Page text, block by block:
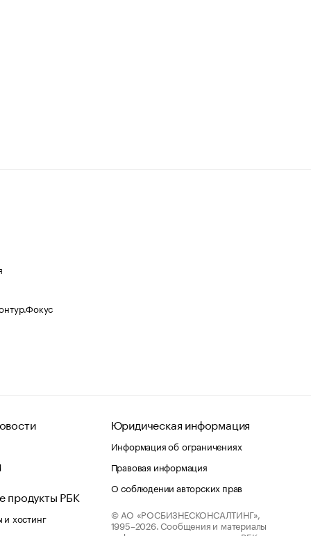
продукты РБК
хостинг
Юридическая информация
Информация об ограничениях
Правовая информация
О соблюдении авторских прав
© АО «РОСБИЗНЕСКОНСАЛТИНГ»,
1995–2026. Сообщения и материалы